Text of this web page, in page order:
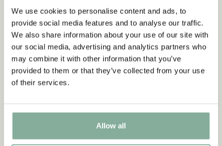
We use cookies to personalise content and ads, to
provide social media features and to analyse our traffic.
We also share information about your use of our site with
our social media, advertising and analytics partners who
may combine it with other information that you’ve
provided to them or that they’ve collected from your use
of their services.
Allow all